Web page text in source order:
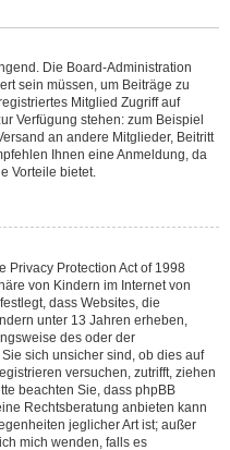
Die Board-Administration
sein müssen, um Beiträge zu
Mitglied Zugriff auf
Verfügung stehen: zum Beispiel
an andere Mitglieder, Beitritt
Ihnen eine Anmeldung, da
Vorteile bietet.
Privacy Protection Act of 1998
von Kindern im Internet von
dass Websites, die
unter 13 Jahren erheben,
des oder der
sich unsicher sind, ob dies auf
versuchen, zutrifft, ziehen
beachten Sie, dass phpBB
Rechtsberatung anbieten kann
jeglicher Art ist; außer
mich wenden, falls es